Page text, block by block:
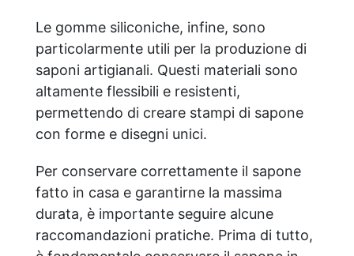
Latte di Capra che contiene ingredienti
di origine animale. Gli derivati dell'olio di
cocco che usate provengono da fonti
sostenibili? Non ci è possibile garantire
che ogni singolo ingrediente provenga
da fonti certificatamente sostenibili, ma
siamo costantemente al lavoro con i
nostri fornitori alla ricerca di nuove
di più l’impatto ambientale dei prodotti,
per un consumo sostenibile. Da quali
fonti deriva la vostra glicerina? La nostra
glicerina è derivata dall'olio di colza,
garantendo un'origine naturale e
Le gomme siliconiche, infine, sono
particolarmente utili per la produzione di
saponi artigianali. Questi materiali sono
altamente flessibili e resistenti,
permettendo di creare stampi di sapone
con forme e disegni unici.
Per conservare correttamente il sapone
fatto in casa e garantirne la massima
durata, è importante seguire alcune
raccomandazioni pratiche. Prima di tutto,